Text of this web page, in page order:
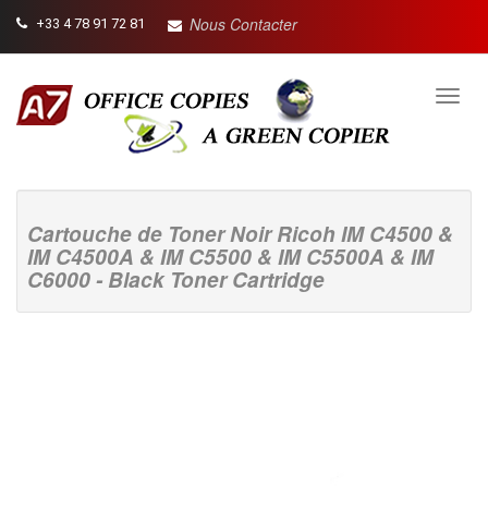
+33 4 78 91 72 81 Nous Contacter
Cartouche de Toner Noir Ricoh IM C4500 &
IM C4500A & IM C5500 & IM C5500A & IM
C6000 - Black Toner Cartridge